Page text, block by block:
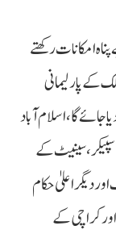
امکانات رکھتے
کے پارلیمانی
گا، اسلام آباد
سینیٹ کے
دیگر اعلیٰ حکام
کراچی کے